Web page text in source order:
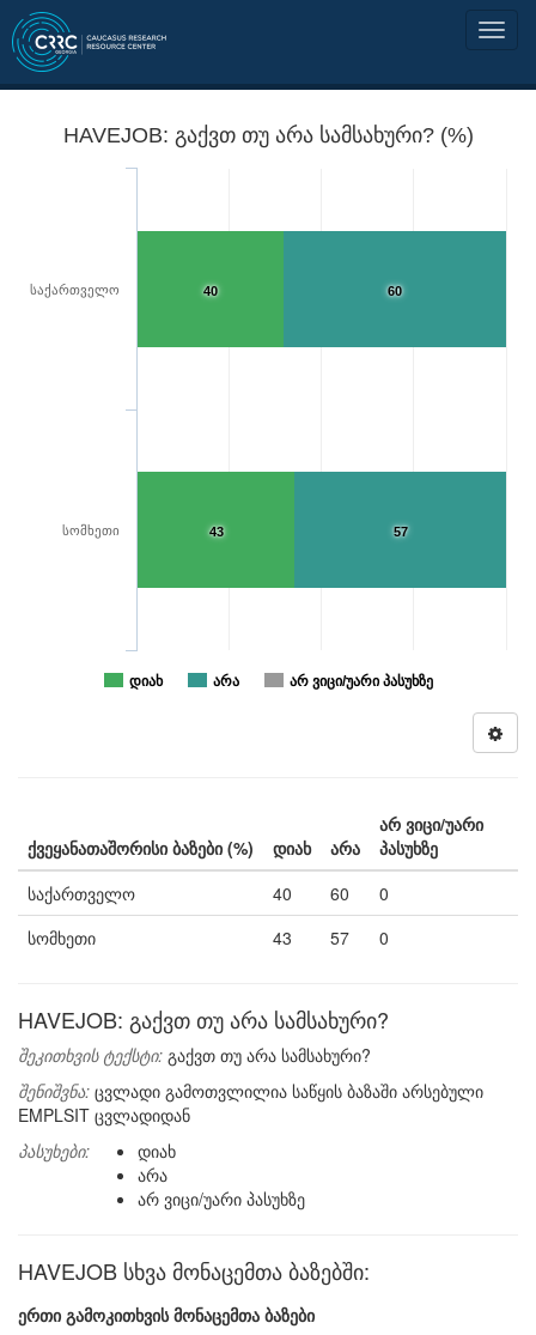
HAVEJOB: გაქვთ თუ არა სამსახური? (%)
60
57
40
43
დიახ არა არ ვიცი/უარი პასუხზე
საქართველო
სომხეთი
ქვეყანათაშორისი ბაზები (%) დიახ არა
არ ვიცი/უარი
პასუხზე
საქართველო
40 60
0
სომხეთი
43 57 0
HAVEJOB: გაქვთ თუ არა სამსახური?
შეკითხვის ტექსტი: გაქვთ თუ არა სამსახური?
შენიშვნა: ცვლადი გამოთვლილია საწყის ბაზაში არსებული
EMPLSIT ცვლადიდან
პასუხები:
დიახ
არა
არ ვიცი/უარი პასუხზე
HAVEJOB სხვა მონაცემთა ბაზებში:
ერთი გამოკითხვის მონაცემთა ბაზები